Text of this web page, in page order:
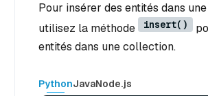
Pour insérer des entités dans
utilisez la méthode
insert()
entités dans une collection.
PythonJavaNode.js